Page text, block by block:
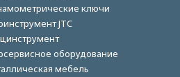
ключи
JTC
оборудование
мебель